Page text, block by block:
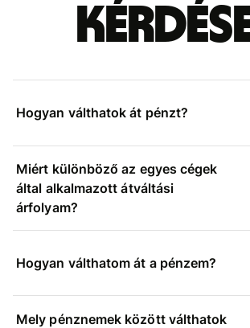
Hogyan válthatok át pénzt?
Miért különböző az egyes cégek
által alkalmazott átváltási
árfolyam?
Hogyan válthatom át a pénzem?
Mely pénznemek között válthatok